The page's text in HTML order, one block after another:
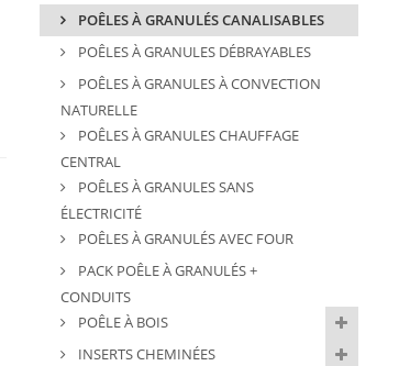
3 511,87 € -22%
4 502,40 €
Ajouter au panier
3 013,92 €
3 864,00 €
Ajouter au
POÊLES À GRANULÉS CANALISABLES
POÊLES À GRANULES DÉBRAYABLES
POÊLES À GRANULES À CONVECTION
NATURELLE
POÊLES À GRANULES CHAUFFAGE
CENTRAL
POÊLES À GRANULES SANS
ÉLECTRICITÉ
POÊLES À GRANULÉS AVEC FOUR
PACK POÊLE À GRANULÉS +
CONDUITS
POÊLE À BOIS
INSERTS CHEMINÉES